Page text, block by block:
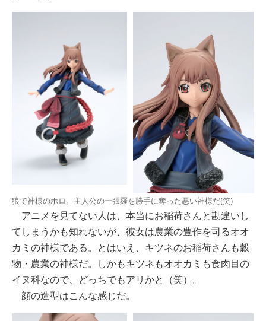
狼で神様のホロ。主人公の一張羅を勝手に奪った悪い神様だ(笑)
アニメを見てない人は、本当にお稲荷さんと勘違いし
てしまうかも知れないが、彼女は農業の豊作を司るオオ
カミの神様である。とはいえ、キツネのお稲荷さんも穀
物・農業の神様だ。しかもキツネもオオカミも食肉目の
イヌ科なので、どっちでもアリかと（笑）。
顔の造型はこんな感じだ。